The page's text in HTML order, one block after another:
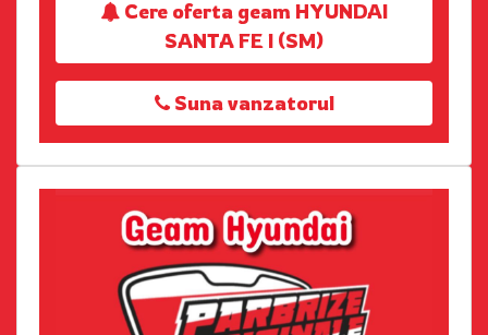
Cere oferta geam HYUNDAI
SANTA FE I (SM)
Suna vanzatorul